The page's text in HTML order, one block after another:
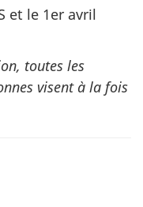
et le 1er avril
toutes les
visent à la fois